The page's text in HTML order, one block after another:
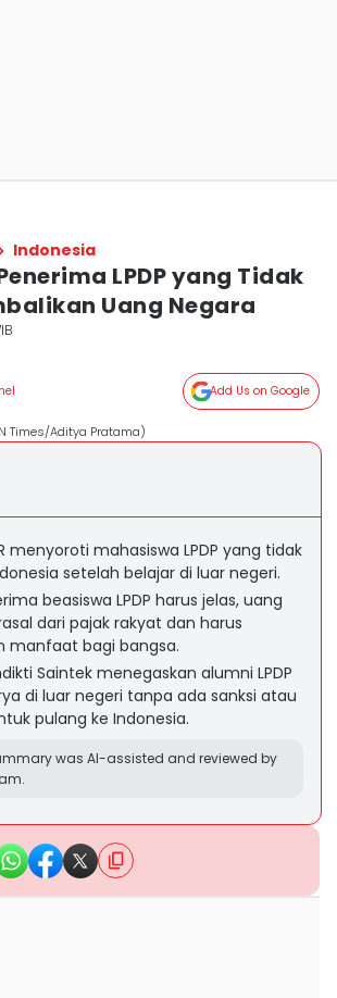
Indonesia
LPDP yang Tidak
Uang Negara
Add Us on Google
Times/Aditya Pratama)
menyoroti mahasiswa LPDP yang tidak
setelah belajar di luar negeri.
beasiswa LPDP harus jelas, uang
dari pajak rakyat dan harus
manfaat bagi bangsa.
Saintek menegaskan alumni LPDP
di luar negeri tanpa ada sanksi atau
pulang ke Indonesia.
was AI-assisted and reviewed by